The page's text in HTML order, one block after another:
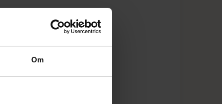
Om
med recept
kr